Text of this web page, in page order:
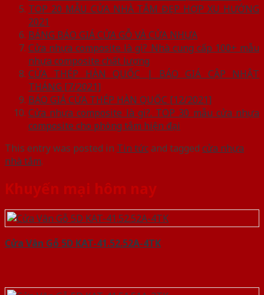
TOP 20 MẪU CỬA NHÀ TẮM ĐẸP HỢP XU HƯỚNG
2021
BẢNG BÁO GIÁ CỬA GỖ VÀ CỬA NHỰA
Cửa nhựa composite là gì? Nhà cung cấp 100+ mẫu
nhựa composite chất lượng
CỬA THÉP HÀN QUỐC | BÁO GIÁ CẬP NHẬT
THÁNG [7/2021]
BÁO GIÁ CỬA THÉP HÀN QUỐC [12/2021]
Cửa nhựa composite là gì?. TOP 30 mẫu cửa nhựa
composite cho phòng tắm hiện đại
This entry was posted in Tin tứcand tagged cửa nhựa
nhà tắm.
Khuyến mại hôm nay
Cửa Vân Gỗ 5D KAT-41.52.52A-4TK